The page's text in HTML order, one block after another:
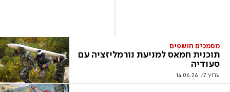
מסמכים חושפים
תוכנית חמאס למניעת נורמליזציה עם
סעודיה
ערוץ 7 14.06.26